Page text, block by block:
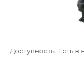
Доступность: Есть в